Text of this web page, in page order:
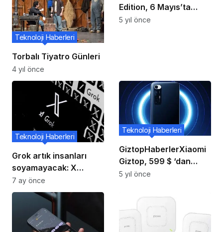
Torbalı Tiyatro Günleri
Teknoloji Haberleri
4 yıl önce
Edition, 6 Mayıs’ta
Piyasaya Sürülecek
5 yıl önce
Grok artık insanları
soyamayacak: X
görüntü kısıtlaması
Teknoloji Haberleri
7 ay önce
GiztopHaberlerXiaomi
Giztop, 599 $ ‘dan
başlayan Xiaomi Mi 10S
Başladı.
Teknoloji Haberleri
5 yıl önce